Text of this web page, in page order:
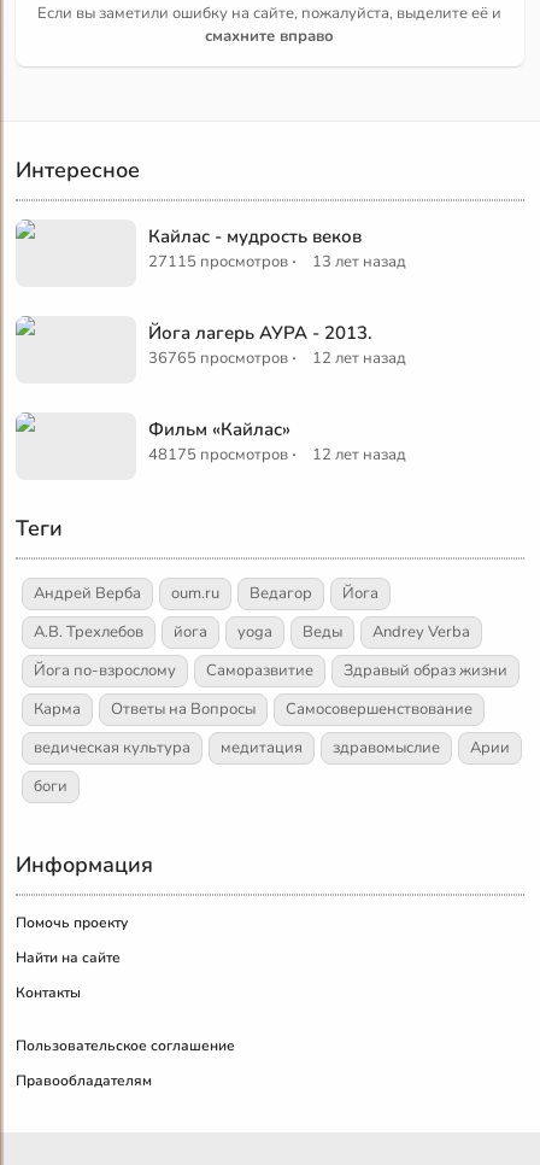
Если вы заметили ошибку на сайте, пожалуйста, выделите её и
смахните вправо
Интересное
Кайлас - мудрость веков
27115 просмотров · 13 лет назад
Йога лагерь АУРА - 2013.
36765 просмотров · 12 лет назад
Фильм «Кайлас»
48175 просмотров · 12 лет назад
Теги
Андрей Верба oum.ru Ведагор
Йога
А.В. Трехлебов
йога yoga Веды
Andrey Verba
Йога по-взрослому
Саморазвитие
Здравый образ жизни
Карма
Ответы на Вопросы
Самосовершенствование
ведическая культура
медитация здравомыслие
Арии
боги
Информация
Помочь проекту
Найти на сайте
Контакты
Пользовательское соглашение
Правообладателям